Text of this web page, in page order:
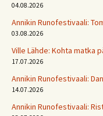
04.08.2026
Annikin Runofestivaali:
03.08.2026
Ville Lähde: Kohta matka
17.07.2026
Annikin Runofestivaali:
14.07.2026
Annikin Runofestivaali: